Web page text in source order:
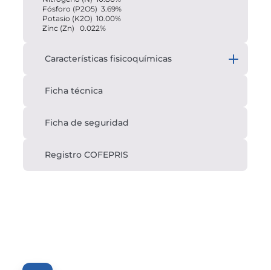
Fósforo (P2O5)  3.69%
Potasio (K2O)  10.00%
Zinc (Zn)   0.022%
Características fisicoquímicas
Ficha técnica
Ficha de seguridad
Registro COFEPRIS